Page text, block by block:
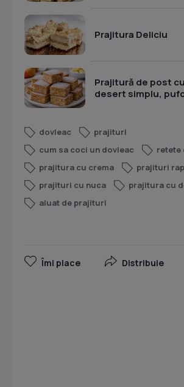
Prajitura Deliciu
Prajitură de post
desert simplu,
dovleac
prajituri
cum sa coci un dovleac
retete
prajitura cu crema
prajituri
prajituri cu nuca
prajitura cu
aluat de prajituri
Îmi place Distribuie